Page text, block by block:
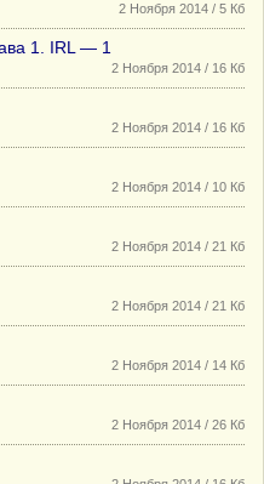
2 Ноября 2014 / 5 Кб
1. IRL — 1
2 Ноября 2014 / 16 Кб
2 Ноября 2014 / 16 Кб
2 Ноября 2014 / 10 Кб
2 Ноября 2014 / 21 Кб
2 Ноября 2014 / 21 Кб
2 Ноября 2014 / 14 Кб
2 Ноября 2014 / 26 Кб